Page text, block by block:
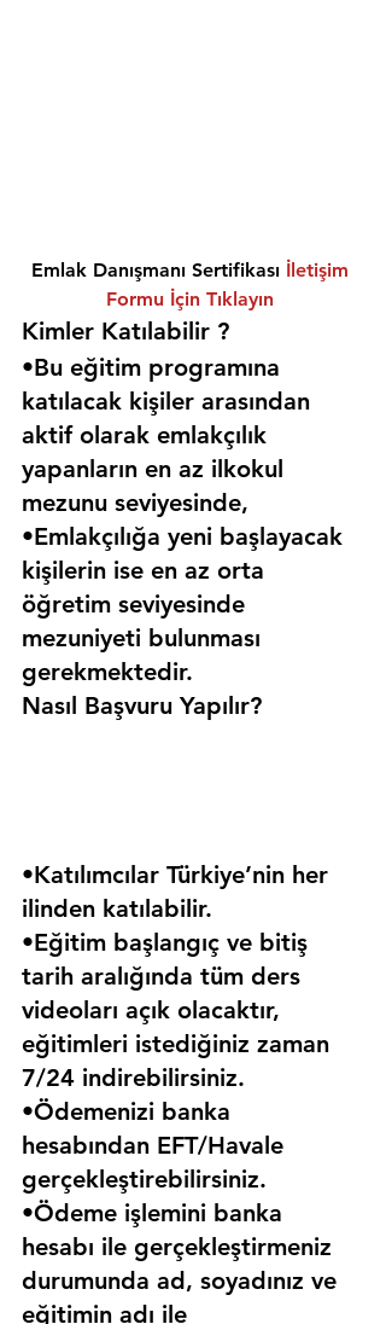
Emlak Danışmanı Sertifikası İletişim
Formu İçin Tıklayın
Kimler Katılabilir ?
•Bu eğitim programına
katılacak kişiler arasından
aktif olarak emlakçılık
yapanların en az ilkokul
mezunu seviyesinde,
•Emlakçılığa yeni başlayacak
kişilerin ise en az orta
öğretim seviyesinde
mezuniyeti bulunması
gerekmektedir.
Nasıl Başvuru Yapılır?
•Katılımcılar Türkiye’nin her
ilinden katılabilir.
•Eğitim başlangıç ve bitiş
tarih aralığında tüm ders
videoları açık olacaktır,
eğitimleri istediğiniz zaman
7/24 indirebilirsiniz.
•Ödemenizi banka
hesabından EFT/Havale
gerçekleştirebilirsiniz.
•Ödeme işlemini banka
hesabı ile gerçekleştirmeniz
durumunda ad, soyadınız ve
eğitimin adı ile